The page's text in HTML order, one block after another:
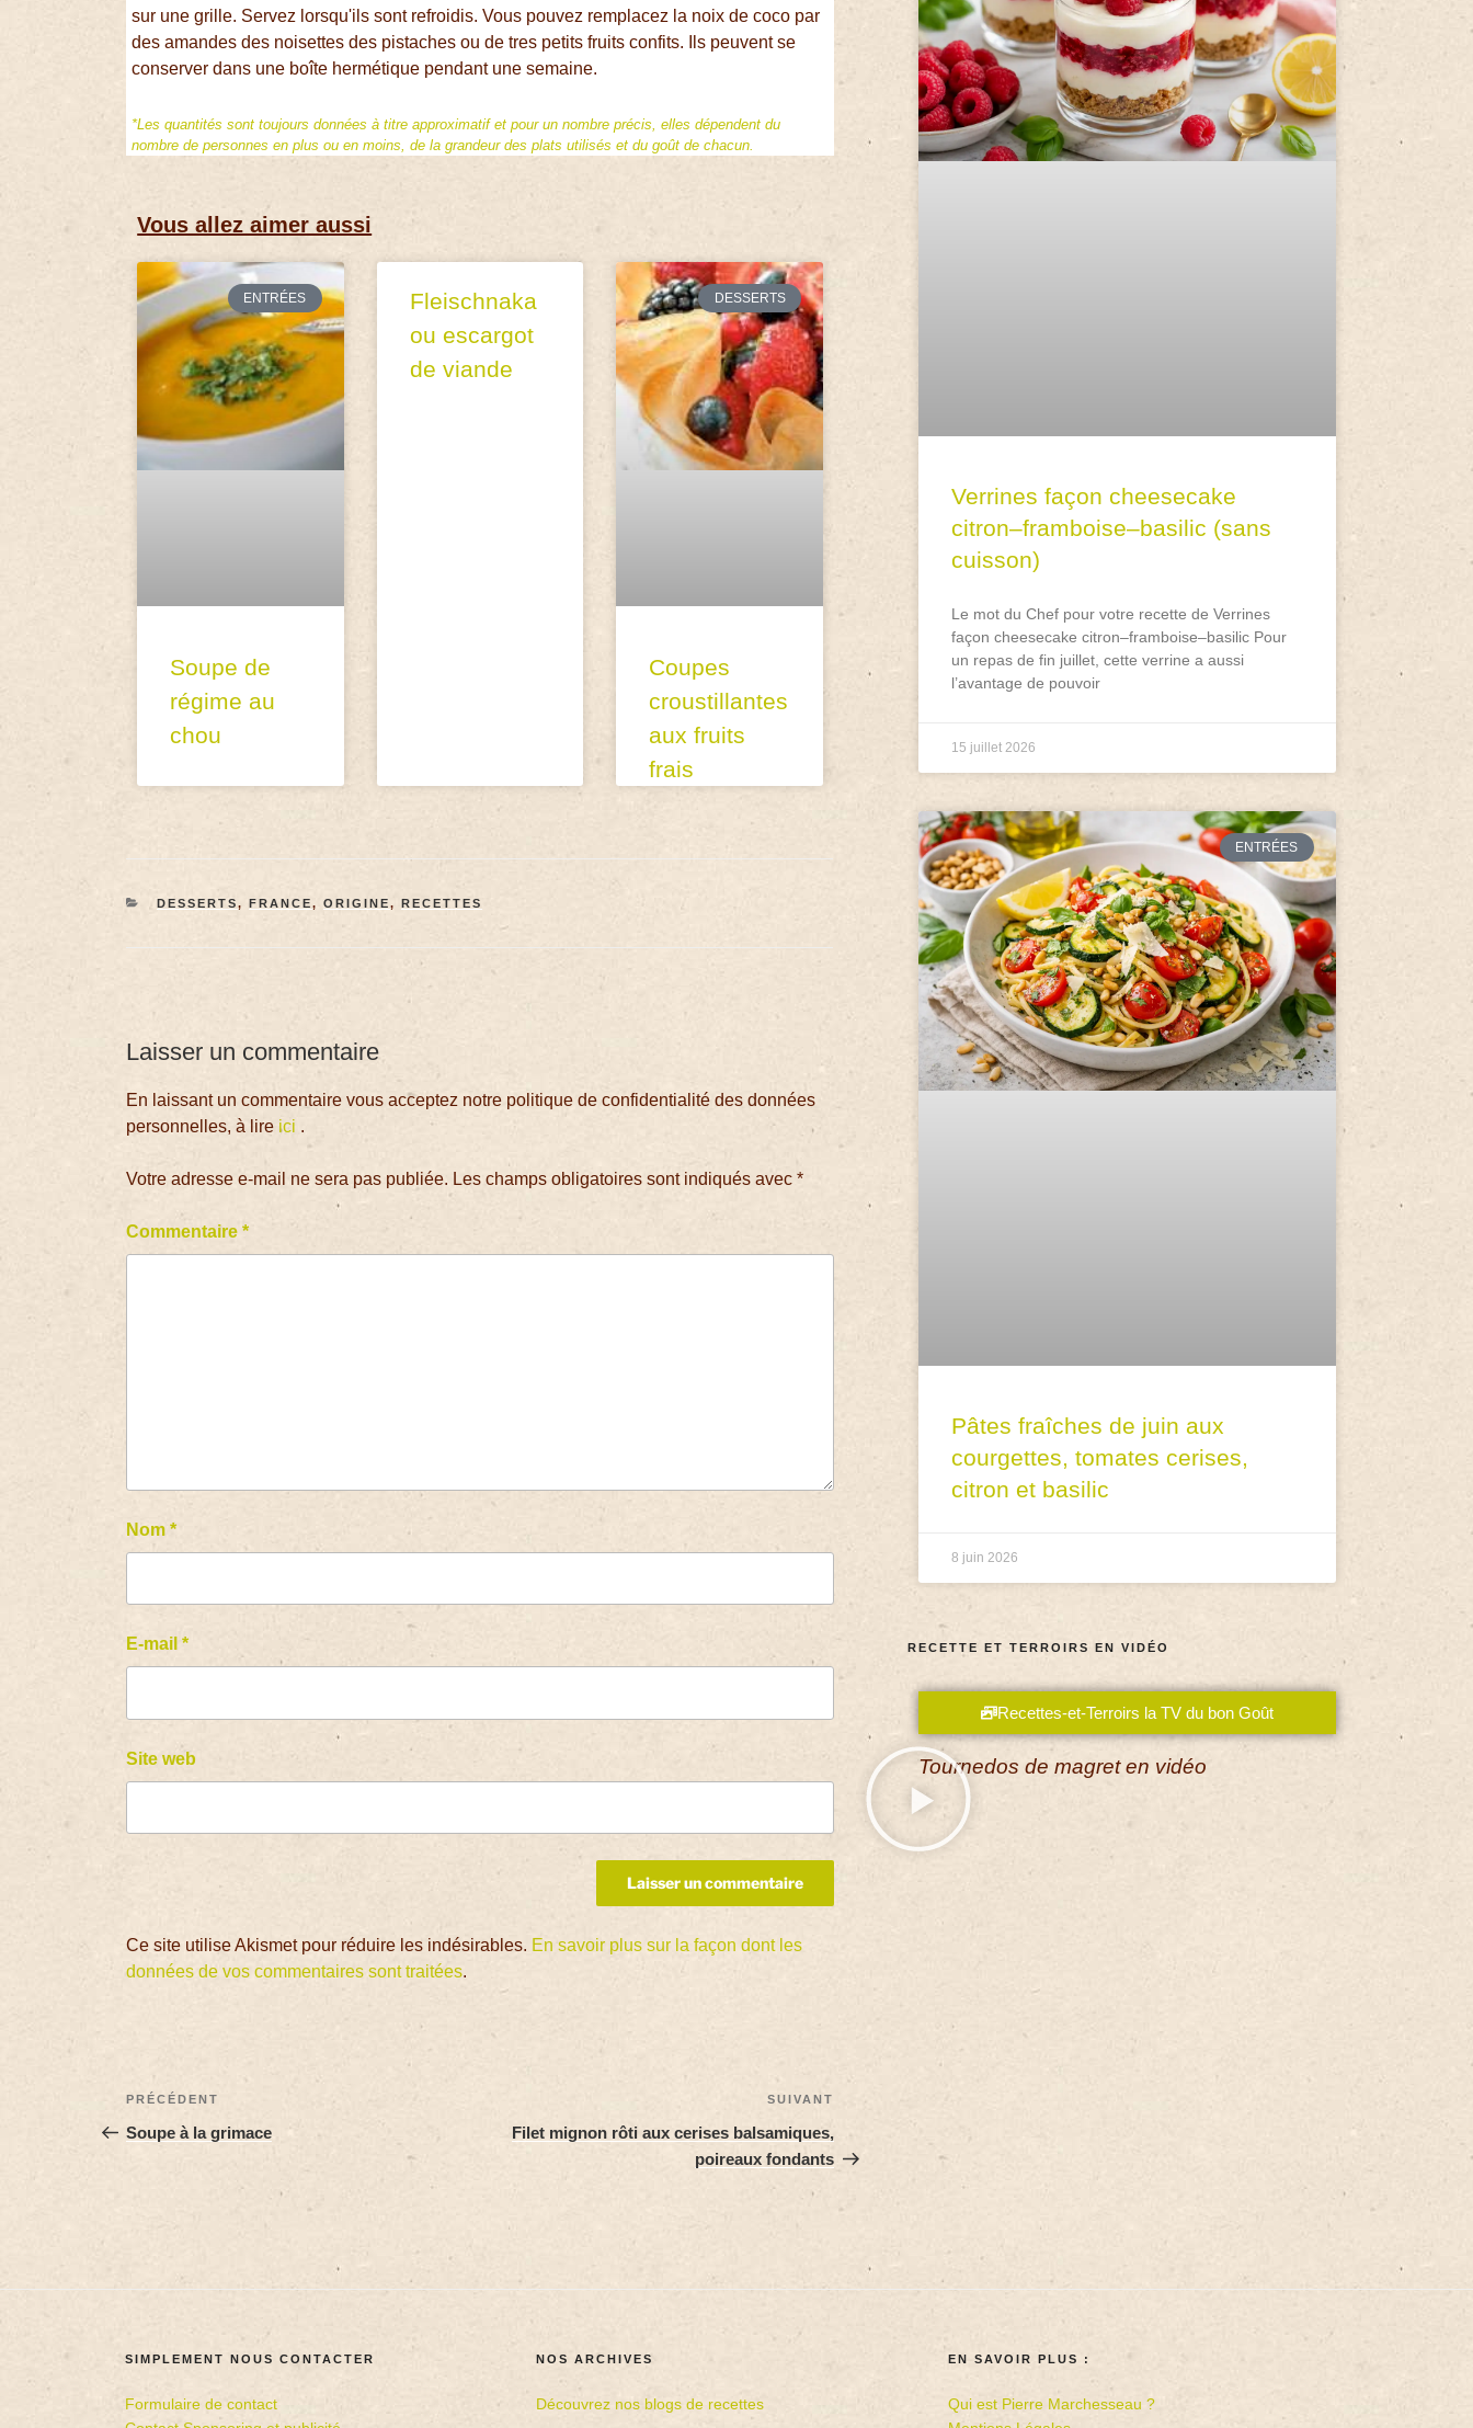
sur une grille. Servez lorsqu'ils sont refroidis. Vous pouvez remplacez la noix de coco par
des amandes des noisettes des pistaches ou de tres petits fruits confits. Ils peuvent se
conserver dans une boîte hermétique pendant une semaine.
*Les quantités sont toujours données à titre approximatif et pour un nombre précis, elles dépendent du
nombre de personnes en plus ou en moins, de la grandeur des plats utilisés et du goût de chacun.
Vous allez aimer aussi
ENTRÉES
Soupe de
régime au
chou
Fleischnaka
ou escargot
de viande
DESSERTS
Coupes
croustillantes
aux fruits
frais
DESSERTS, FRANCE, ORIGINE, RECETTES
Laisser un commentaire
En laissant un commentaire vous acceptez notre politique de confidentialité des données
personnelles, à lire ici .
Votre adresse e-mail ne sera pas publiée. Les champs obligatoires sont indiqués avec*
Commentaire*
Nom*
E-mail*
Site web
Ce site utilise Akismet pour réduire les indésirables. En savoir plus sur la façon dont les
données de vos commentaires sont traitées.
PRÉCÉDENT
Soupe à la grimace
SUIVANT
Filet mignon rôti aux cerises balsamiques,
poireaux fondants
Verrines façon cheesecake
citron–framboise–basilic (sans
cuisson)
Le mot du Chef pour votre recette de Verrines
façon cheesecake citron–framboise–basilic Pour
un repas de fin juillet, cette verrine a aussi
l’avantage de pouvoir
15 juillet 2026
ENTRÉES
Pâtes fraîches de juin aux
courgettes, tomates cerises,
citron et basilic
8 juin 2026
RECETTE ET TERROIRS EN VIDÉO
Recettes-et-Terroirs la TV du bon Goût
Tournedos de magret en vidéo
SIMPLEMENT NOUS CONTACTER
Formulaire de contact
NOS ARCHIVES
Découvrez nos blogs de recettes
EN SAVOIR PLUS :
Qui est Pierre Marchesseau ?